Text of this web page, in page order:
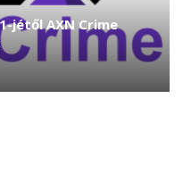
jétől AXN Crime